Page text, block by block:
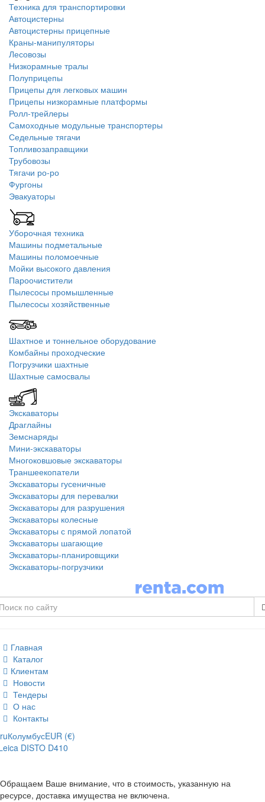
Техника для транспортировки
Автоцистерны
Автоцистерны прицепные
Краны-манипуляторы
Лесовозы
Низкорамные тралы
Полуприцепы
Прицепы для легковых машин
Прицепы низкорамные платформы
Ролл-трейлеры
Самоходные модульные транспортеры
Седельные тягачи
Топливозаправщики
Трубовозы
Тягачи ро-ро
Фургоны
Эвакуаторы
Уборочная техника
Машины подметальные
Машины поломоечные
Мойки высокого давления
Пароочистители
Пылесосы промышленные
Пылесосы хозяйственные
Шахтное и тоннельное оборудование
Комбайны проходческие
Погрузчики шахтные
Шахтные самосвалы
Экскаваторы
Драглайны
Земснаряды
Мини-экскаваторы
Многоковшовые экскаваторы
Траншеекопатели
Экскаваторы гусеничные
Экскаваторы для перевалки
Экскаваторы для разрушения
Экскаваторы колесные
Экскаваторы с прямой лопатой
Экскаваторы шагающие
Экскаваторы-планировщики
Экскаваторы-погрузчики
Главная
Каталог
Клиентам
Новости
Тендеры
О нас
Контакты
ruКолумбусEUR (€)
DISTO D410
Обращаем Ваше внимание, что в стоимость, указанную на
ресурсе, доставка имущества не включена.